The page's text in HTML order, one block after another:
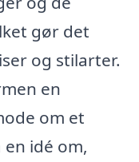
gør det
og stilarter.
en
om et
idé om,